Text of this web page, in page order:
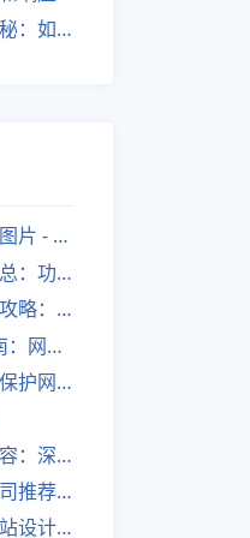
深圳网站设计专家揭秘：如何实现自适应网页设计
定制高质量网页背景图片 - 网站建设必备之一！
网上商城必备功能汇总：功能模块全解析！
挑选网站建设公司的攻略：如何选择最合适的合作伙伴。
Word Press新手指南：网络建站基础入门
系统安全防御攻击，保护网站。
如何成功优化网站内容：深圳网站建设公司的黄金法则
顶尖深圳网站建设公司推荐 - 如何挑选最合适的网站建设公司
如何选择高质量的网站设计与建设公司？